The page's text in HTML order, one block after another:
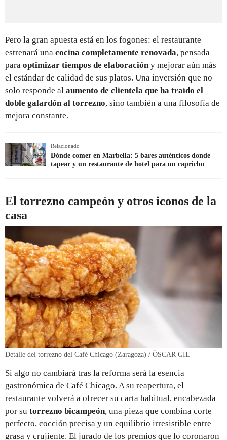
Pero la gran apuesta está en los fogones: el restaurante
estrenará una cocina completamente renovada, pensada
para optimizar tiempos de elaboracióny mejorar aún más
el estándar de calidad de sus platos. Una inversión que no
solo responde al aumento de clientela que ha traído el
doble galardón al torrezno, sino también a una filosofía de
mejora constante.
Relacionado
Dónde comer en Marbella: 5 bares auténticos donde
tapear y un restaurante de hotel para un capricho
El torrezno campeón y otros iconos de la
casa
Detalle del torrezno del Café Chicago (Zaragoza) / ÒSCAR GIL
Si algo no cambiará tras la reforma será la esencia
gastronómica de Café Chicago. A su reapertura, el
restaurante volverá a ofrecer su carta habitual, encabezada
por su torrezno bicampeón, una pieza que combina corte
perfecto, cocción precisa y un equilibrio irresistible entre
grasa y crujiente. El jurado de los premios que lo coronaron